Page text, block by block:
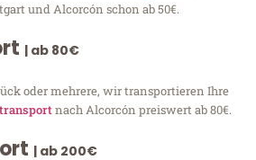
und Alcorcón schon ab 50€.
| ab 80€
oder mehrere, wir transportieren Ihre
nach Alcorcón preiswert ab 80€.
| ab 200€